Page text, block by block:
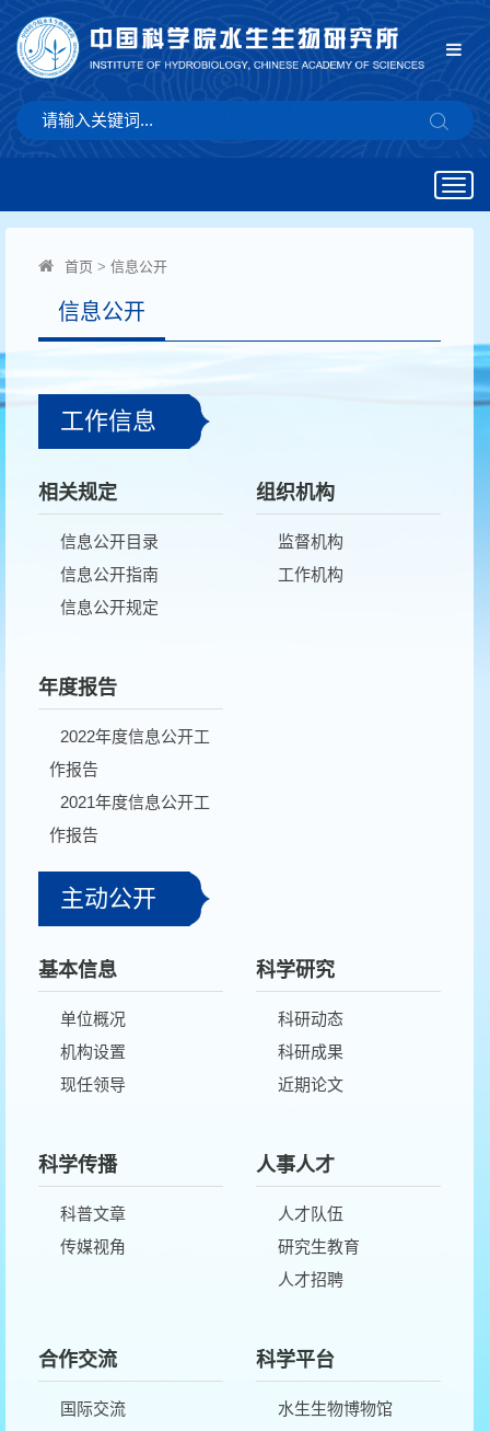
首页 > 信息公开
信息公开
工作信息
相关规定
信息公开目录
信息公开指南
信息公开规定
组织机构
监督机构
工作机构
年度报告
2022年度信息公开工
作报告
2021年度信息公开工
作报告
2020年度信息公开工
作报告
作报告
作报告
主动公开
基本信息
单位概况
机构设置
现任领导
科学研究
科研动态
科研成果
近期论文
科学传播
科普文章
传媒视角
人事人才
人才队伍
研究生教育
人才招聘
合作交流
国际交流
科学平台
水生生物博物馆